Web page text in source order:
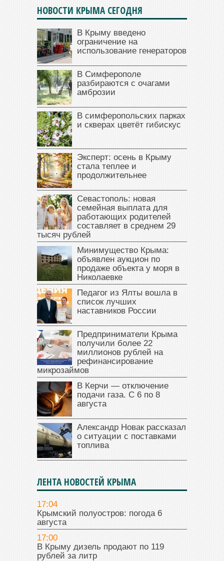
НОВОСТИ КРЫМА СЕГОДНЯ
В Крыму введено
ограничение на
использование генераторов
В Симферополе
разбираются с очагами
амброзии
В симферопольских парках
и скверах цветёт гибискус
Эксперт: осень в Крыму
стала теплее и
продолжительнее
Севастополь: новая
семейная выплата для
работающих родителей
составляет в среднем 29
тысяч рублей
Минимущество Крыма:
объявлен аукцион по
продаже объекта у моря в
Николаевке
Педагог из Ялты вошла в
список лучших
наставников России
Предприниматели Крыма
получили более 22
миллионов рублей на
рефинансирование
микрозаймов
В Керчи — отключение
подачи газа. С 6 по 8
августа
Александр Новак рассказал
о ситуации с поставками
топлива
ЛЕНТА НОВОСТЕЙ КРЫМА
17:04
Крымский полуостров: погода 6
августа
17:00
В Крыму дизель продают по 119
рублей за литр